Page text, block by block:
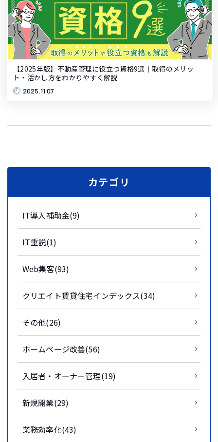
【2025年版】不動産管理に役立つ資格9選｜取得のメリッ
ト・活かし方をわかりやすく解説
2025.11.07
カテゴリ
IT導入補助金(9)
IT重説(1)
Web集客(93)
クリエイト賃貸住宅インデックス(34)
その他(26)
ホームページ改善(56)
入居者・オーナー管理(19)
新規開業(29)
業務効率化(43)